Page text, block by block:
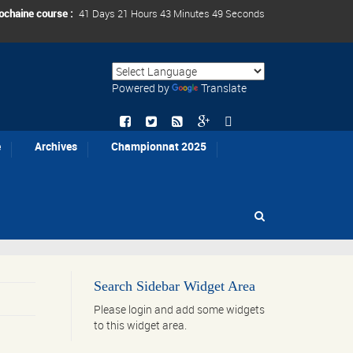
course : 41 Days 21 Hours 43 Minutes 49 Seconds
Powered by Translate
Archives Championnat 2025
Search Sidebar Widget Area
Please login and add some widgets
to this widget area.